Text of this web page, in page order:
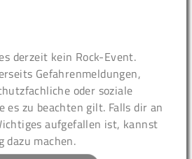
derzeit kein Rock-Event.
Gefahrenmeldungen,
oder soziale
es zu beachten gilt. Falls dir an
aufgefallen ist, kannst
dazu machen.